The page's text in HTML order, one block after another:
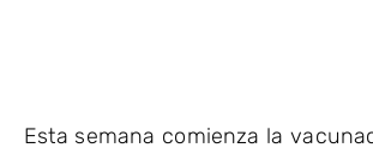
Esta semana comienza la